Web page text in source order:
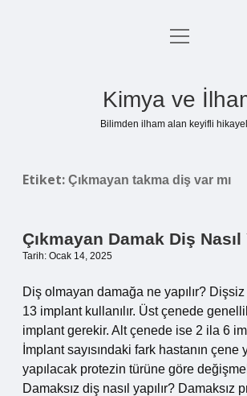
Anasayfa
menüyü
Kimya ve
Bilimden ilham alan keyifli
Etiket: Çıkmayan takma diş var mı
Çıkmayan Damak Diş Nasıl
Tarih: Ocak 14, 2025
Diş olmayan damağa ne yapılır?
13 implant kullanılır. Üst çenede
implant gerekir. Alt çenede ise 2 ila 6
İmplant sayısındaki fark hastanın çene
yapılacak protezin türüne göre
Damaksız diş nasıl yapılır? Damaksız